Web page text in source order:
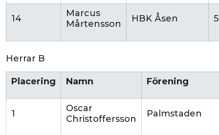
14
Marcus
Mårtensson
HBK Åsen
Herrar B
Placering Namn Förening
1
Oscar
Christoffersson
Palmstaden